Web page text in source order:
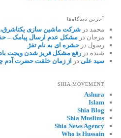
آخرین دیدگاه‌ها
محمد درشرکت ماشین سازی یکتاشرق،
مرجان درمشکل عدم ارسال پیامک –
رسول درحشره ای به نام تقژ
شیده دررفع مشکل فریز شدن ویجت
سید علی در از زمان خلقت حضرت آدم
SHIA MOVEMENT
Ashura
Islam
Shia Blog
Shia Muslims
Shia News Agency
Who is Hussain